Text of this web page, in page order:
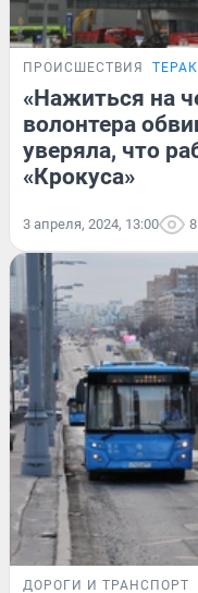
ПРОИСШЕСТВИЯ
«Нажиться на
волонтера
уверяла, что
«Крокуса»
3 апреля, 2024, 13:00
ДОРОГИ И ТРАНСПОРТ